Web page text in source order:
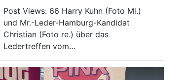
zu
regeln.
Post Views: 66 Harry Kuhn (Foto Mi.)
und Mr.-Leder-Hamburg-Kandidat
Christian (Foto re.) über das
Ledertreffen vom…